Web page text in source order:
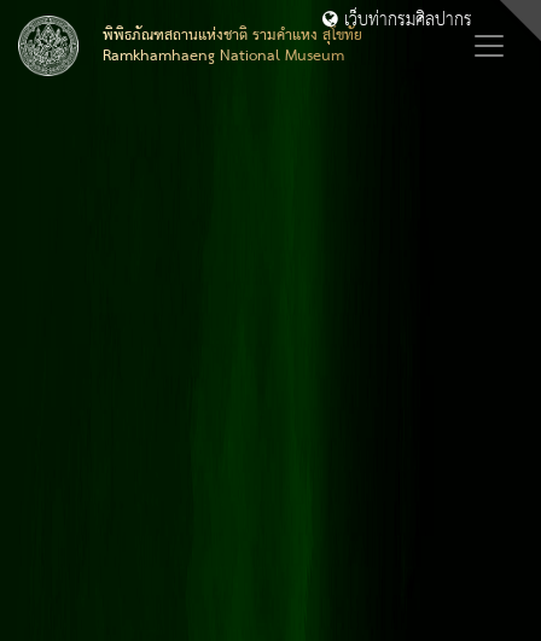
พิพิธภัณฑสถานแห่งชาติ รามคำแหง สุโขทัย
Ramkhamhaeng National Museum
เว็บท่ากรมศิลปากร